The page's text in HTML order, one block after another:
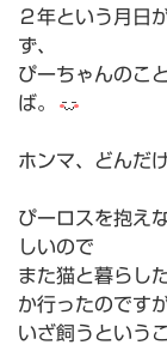
２年という月日
ず、
ぴーちゃんのこ
ば。
ホンマ、どんだ
ぴーロスを抱え
しいので
また猫と暮らし
か行ったのですが
いざ飼うという